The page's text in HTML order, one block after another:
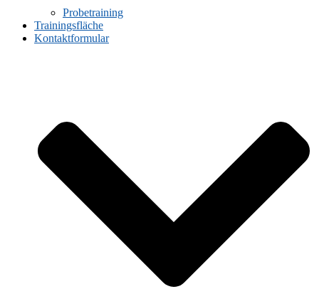
Probetraining
Trainingsfläche
Kontaktformular